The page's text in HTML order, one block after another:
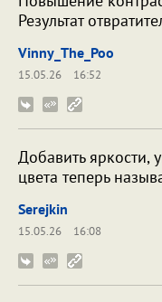
Результат
Vinny_The_Poo
15.05.26
16:52
Добавить яркости,
цвета теперь
Serejkin
15.05.26
16:08